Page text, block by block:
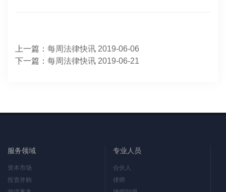
上一篇： 每周法律快讯 2019-06-06
下一篇： 每周法律快讯 2019-06-21
服务领域
资本市场
投资并购
专业人员
合伙人
律师